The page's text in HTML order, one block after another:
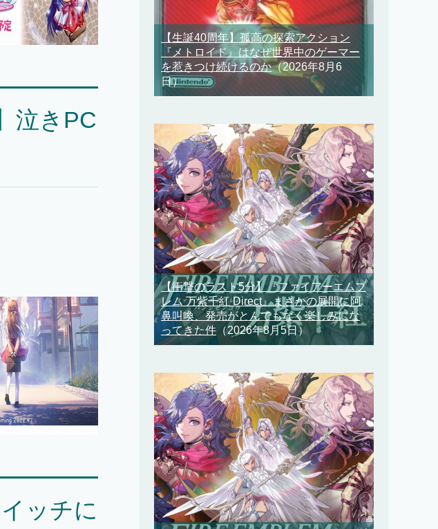
泣きPC
ッチに
【生誕40周年】孤高の探索アクション
『メトロイド』はなぜ世界中のゲーマー
を惹きつけ続けるのか（2026年8月6
日）
【衝撃のラスト5分】『ファイアーエムブ
レム 万紫千紅 Direct』まさかの展開に阿
鼻叫喚、発売がとんでもなく楽しみにな
ってきた件 （2026年8月5日）